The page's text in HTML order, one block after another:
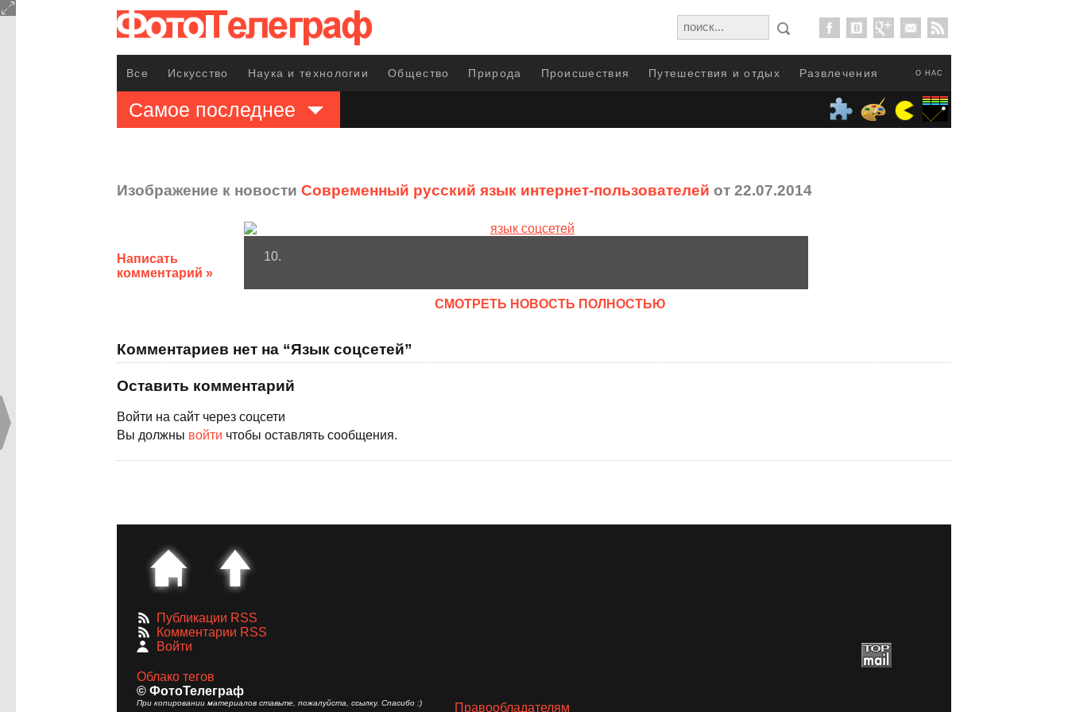
О НАС
Все Искусство Наука и технологии Общество Природа Происшествия Путешествия и отдых Развлечения
Самое последнее
Изображение к новости Современный русский язык интернет-пользователей от 22.07.2014
Написать
комментарий »
10.
CМОТРЕТЬ НОВОСТЬ ПОЛНОСТЬЮ
Комментариев нет на “Язык соцсетей”
Оставить комментарий
Войти на сайт через соцсети
Вы должны войти чтобы оставлять сообщения.
Публикации RSS
Комментарии RSS
Войти
Облако тегов
© ФотоТелеграф
При копировании материалов ставьте, пожалуйста, ссылку. Спасибо :) Правообладателям